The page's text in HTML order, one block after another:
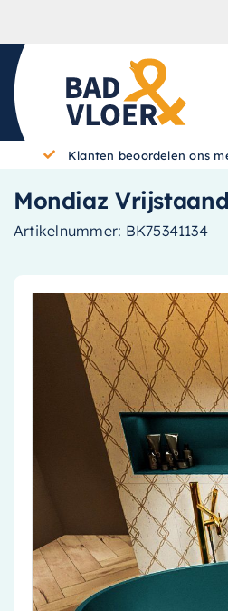
Klanten beoordelen ons
Mondiaz
Artikelnummer: BK75341134